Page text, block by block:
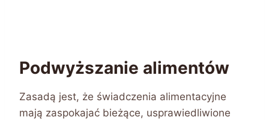
Podwyższanie alimentów
Zasadą jest, że świadczenia alimentacyjne
mają zaspokajać bieżące, usprawiedliwione